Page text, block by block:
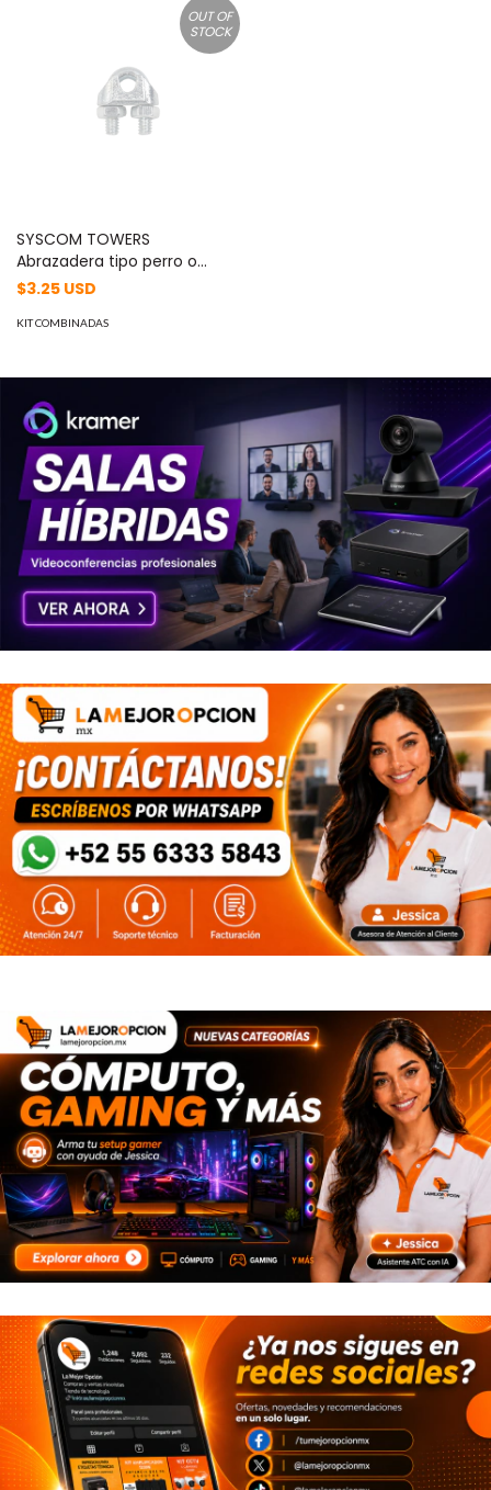
OUT OF
STOCK
SYSCOM TOWERS
Abrazadera tipo perro o
nudo, para cable de 5/16".
$3.25 USD
KIT COMBINADAS